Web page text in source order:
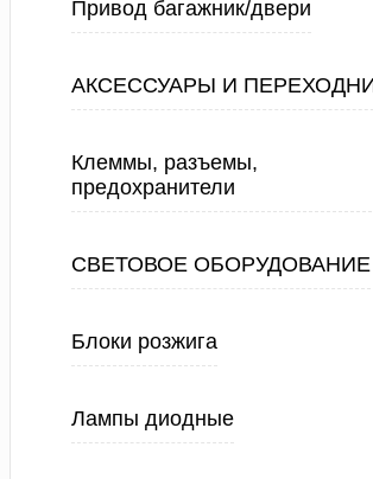
Привод багажник/двери
АКСЕССУАРЫ И
Клеммы, разъемы,
предохранители
СВЕТОВОЕ ОБОРУДОВАНИЕ
Блоки розжига
Лампы диодные